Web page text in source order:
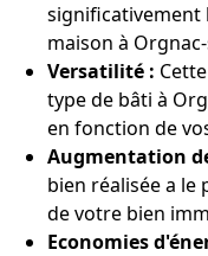
significativement
maison à
Versatilité :
type de bâti à
en fonction de
Augmentation
bien réalisée a
de votre bien
Economies